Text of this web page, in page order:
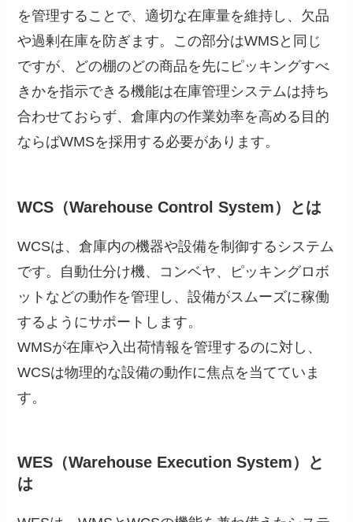
を管理することで、適切な在庫量を維持し、欠品
や過剰在庫を防ぎます。この部分はWMSと同じ
ですが、どの棚のどの商品を先にピッキングすべ
きかを指示できる機能は在庫管理システムは持ち
合わせておらず、倉庫内の作業効率を高める目的
ならばWMSを採用する必要があります。
WCS（Warehouse Control System）とは
WCSは、倉庫内の機器や設備を制御するシステム
です。自動仕分け機、コンベヤ、ピッキングロボ
ットなどの動作を管理し、設備がスムーズに稼働
するようにサポートします。
WMSが在庫や入出荷情報を管理するのに対し、
WCSは物理的な設備の動作に焦点を当てていま
す。
WES（Warehouse Execution System）と
は